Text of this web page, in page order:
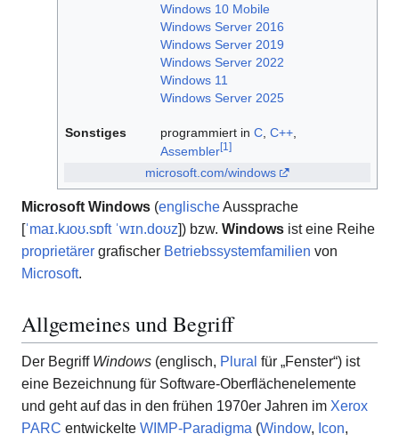
Windows 10 Mobile
Windows Server 2016
Windows Server 2019
Windows Server 2022
Windows 11
Windows Server 2025
Sonstiges programmiert in C C++
Assembler[1]
microsoft.com/windows
Microsoft Windows (englischeAussprache
[ˈmaɪ.kɹoʊ.sɒft ˈwɪn.doʊz]) bzw. Windows ist eine Reihe
proprietärer grafischer Betriebssystemfamilien von
Microsoft.
Allgemeines und Begriff
Der Begriff Windows (englisch, Plural für „Fenster“) ist
eine Bezeichnung für Software-Oberflächenelemente
und geht auf das in den frühen 1970er Jahren im Xerox
PARC entwickelte WIMP-Paradigma (Window, Icon,